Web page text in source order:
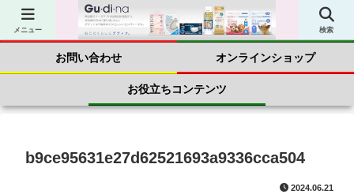
商品案内 会社案内
お問い合わせ オンラインショップ
お役立ちコンテンツ
b9ce95631e27d62521693a9336cca504
2024.06.21
メニュー 検索